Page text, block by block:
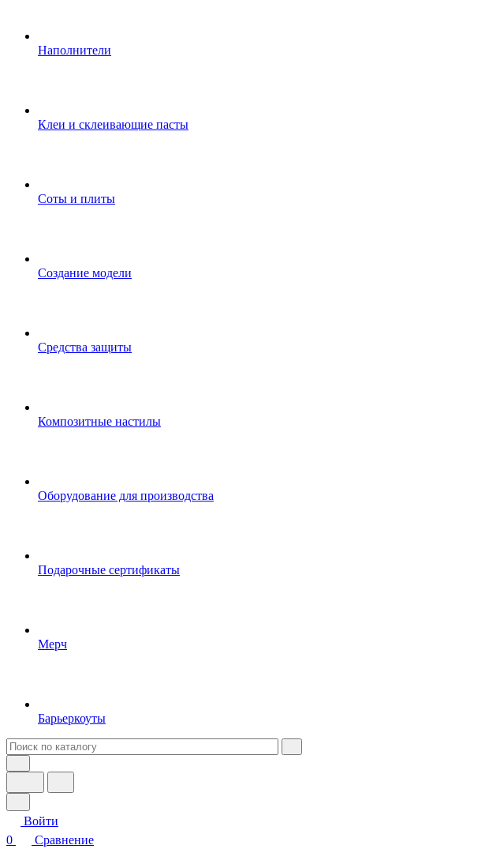
Наполнители
Клеи и склеивающие пасты
Соты и плиты
Создание модели
Средства защиты
Композитные настилы
Оборудование для производства
Подарочные сертификаты
Мерч
Барьеркоуты
Войти
0
Сравнение